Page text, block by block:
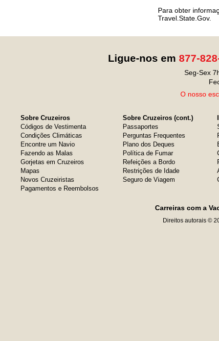
Para obter
Travel.State.Gov.
Ligue-nos em 877-
Seg-Sex
O nosso
Sobre Cruzeiros
Códigos de Vestimenta
Condições Climáticas
Encontre um Navio
Fazendo as Malas
Gorjetas em Cruzeiros
Mapas
Novos Cruzeiristas
Pagamentos e Reembolsos
Sobre Cruzeiros (cont.)
Passaportes
Perguntas Frequentes
Plano dos Deques
Política de Fumar
Refeições a Bordo
Restrições de Idade
Seguro de Viagem
Carreiras com a
Direitos autorais ©